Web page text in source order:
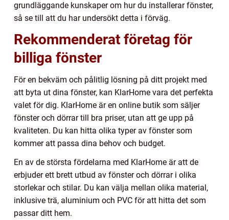
grundläggande kunskaper om hur du installerar fönster,
så se till att du har undersökt detta i förväg.
Rekommenderat företag för
billiga fönster
För en bekväm och pålitlig lösning på ditt projekt med
att byta ut dina fönster, kan KlarHome vara det perfekta
valet för dig. KlarHome är en online butik som säljer
fönster och dörrar till bra priser, utan att ge upp på
kvaliteten. Du kan hitta olika typer av fönster som
kommer att passa dina behov och budget.
En av de största fördelarna med KlarHome är att de
erbjuder ett brett utbud av fönster och dörrar i olika
storlekar och stilar. Du kan välja mellan olika material,
inklusive trä, aluminium och PVC för att hitta det som
passar ditt hem.